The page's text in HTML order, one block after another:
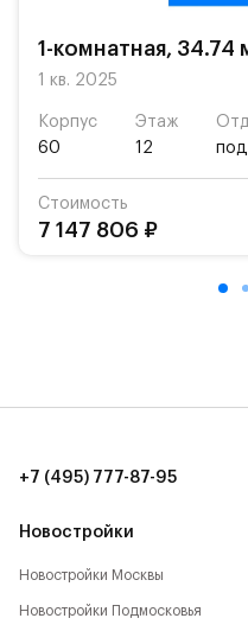
возможность
Для автомобилистов —
Территория квартала
осуществляется по
1-комнатная, 34.74
1 кв. 2025
Корпус
60
Этаж
12
Стоимость
7 147 806 ₽
Новостройки
Новостройки Москвы
Новостройки Подмосковья
+7 (495) 777-87-95